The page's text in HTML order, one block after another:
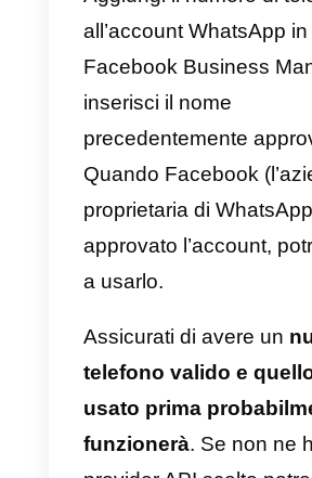
di telefono
che hai già usato
precedentemente.
opzione è la più
perché darà
all’immagine che
clienti.
3) Elimina il tuo
La prima cosa